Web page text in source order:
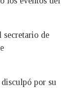
secretario de
disculpó por su